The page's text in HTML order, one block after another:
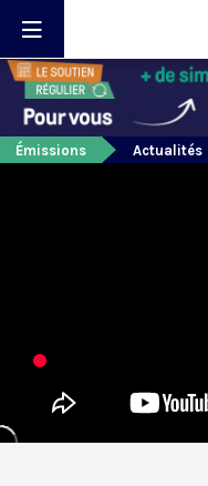
Émissions Actualités